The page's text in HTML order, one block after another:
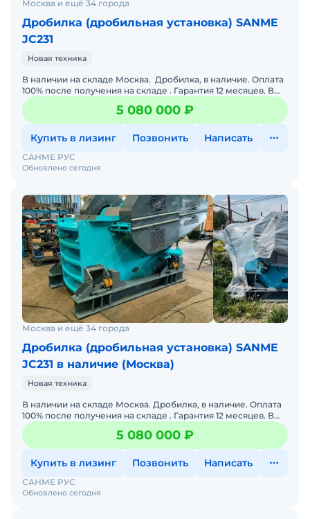
Москва и ещё 34 города
Дробилка (дробильная установка) SANME
JC231
Новая техника
В наличии на складе Москва. Дробилка, в наличие. Оплата
100% после получения на складе . Гарантия 12 месяцев. В
стоимость включен выезд инженера для прин
5 080 000 ₽
Купить в лизинг Позвонить Написать
Обновлено сегодня
САНМЕ РУС
Москва и ещё 34 города
Дробилка (дробильная установка) SANME
JC231 в наличие (Москва)
Новая техника
В наличии на складе Москва. Дробилка, в наличие. Оплата
100% после получения на складе . Гарантия 12 месяцев. В
стоимость включен выезд инженера для принятия на
5 080 000 ₽
Купить в лизинг Позвонить Написать
Обновлено сегодня
САНМЕ РУС